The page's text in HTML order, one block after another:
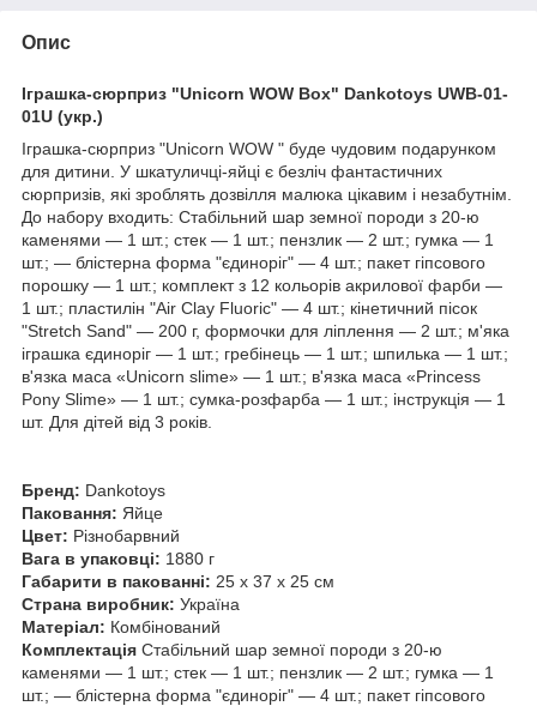
Опис
Іграшка-сюрприз "Unicorn WOW Box" Dankotoys UWB-01-
01U (укр.)
Іграшка-сюрприз "Unicorn WOW " буде чудовим подарунком
для дитини. У шкатуличці-яйці є безліч фантастичних
сюрпризів, які зроблять дозвілля малюка цікавим і незабутнім.
До набору входить: Стабільний шар земної породи з 20-ю
каменями — 1 шт.; стек — 1 шт.; пензлик — 2 шт.; гумка — 1
шт.; — блістерна форма "єдиноріг" — 4 шт.; пакет гіпсового
порошку — 1 шт.; комплект з 12 кольорів акрилової фарби —
1 шт.; пластилін "Air Clay Fluoric" — 4 шт.; кінетичний пісок
"Stretch Sand" — 200 г, формочки для ліплення — 2 шт.; м'яка
іграшка єдиноріг — 1 шт.; гребінець — 1 шт.; шпилька — 1 шт.;
в'язка маса «Unicorn slime» — 1 шт.; в'язка маса «Princess
Pony Slime» — 1 шт.; сумка-розфарба — 1 шт.; інструкція — 1
шт. Для дітей від 3 років.
Бренд: Dankotoys
Паковання: Яйце
Цвет: Різнобарвний
Вага в упаковці: 1880 г
Габарити в пакованні: 25 x 37 x 25 см
Страна виробник: Україна
Матеріал: Комбінований
Комплектація Стабільний шар земної породи з 20-ю
каменями — 1 шт.; стек — 1 шт.; пензлик — 2 шт.; гумка — 1
шт.; — блістерна форма "єдиноріг" — 4 шт.; пакет гіпсового